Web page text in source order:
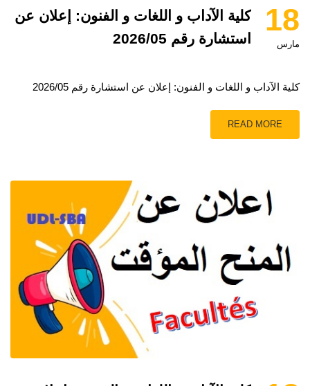
18
مارس
كلية الآداب و اللغات و الفنون: إعلان عن
استشارة رقم 2026/05
كلية الآداب و اللغات و الفنون: إعلان عن استشارة رقم 2026/05
READ MORE